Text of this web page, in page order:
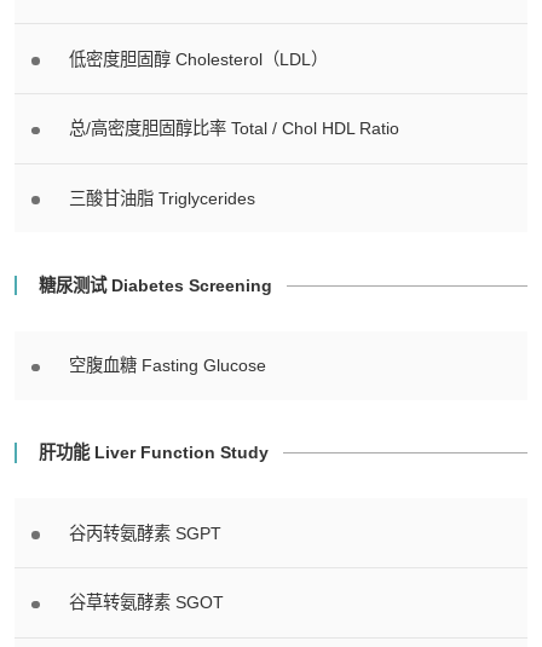
低密度胆固醇 Cholesterol（LDL）
总/高密度胆固醇比率 Total / Chol HDL Ratio
三酸甘油脂 Triglycerides
糖尿测试 Diabetes Screening
空腹血糖 Fasting Glucose
肝功能 Liver Function Study
谷丙转氨酵素 SGPT
谷草转氨酵素 SGOT